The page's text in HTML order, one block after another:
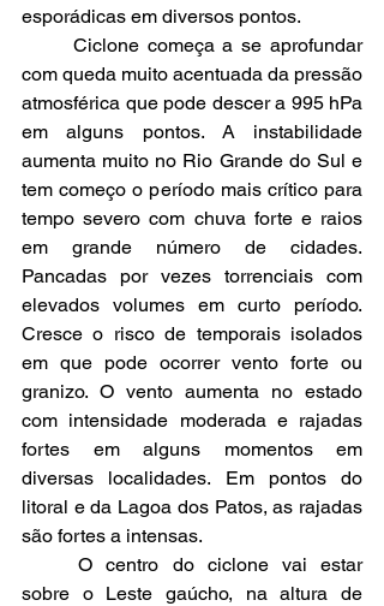
esporádicas em diversos pontos.
com queda muito acentuada da pressão
atmosférica que pode descer a 995 hPa
em alguns pontos. A instabilidade
aumenta muito no Rio Grande do Sul e
tem começo o período mais crítico para
tempo severo com chuva forte e raios
em grande número de cidades.
Pancadas por vezes torrenciais com
elevados volumes em curto período.
Cresce o risco de temporais isolados
em que pode ocorrer vento forte ou
granizo. O vento aumenta no estado
com intensidade moderada e rajadas
fortes em alguns momentos em
diversas localidades. Em pontos do
litoral e da Lagoa dos Patos, as rajadas
são fortes a intensas.
	O centro do ciclone vai estar
sobre o Leste gaúcho, na altura de